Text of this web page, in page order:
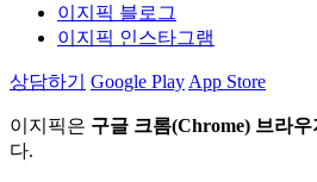
이지픽 블로그
이지픽 인스타그램
상담하기 Google Play App Store
이지픽은 구글 크롬(Chrome) 브라우
다.